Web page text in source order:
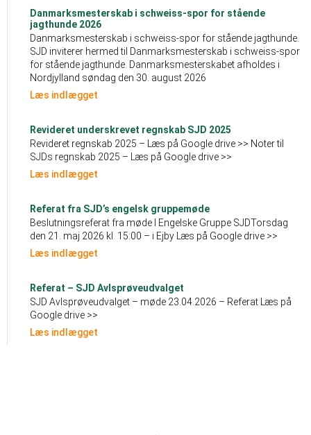
Danmarksmesterskab i schweiss-spor for stående
jagthunde 2026
Danmarksmesterskab i schweiss-spor for stående jagthunde.
SJD inviterer hermed til Danmarksmesterskab i schweiss-spor
for stående jagthunde. Danmarksmesterskabet afholdes i
Nordjylland søndag den 30. august 2026
Læs indlægget
Revideret underskrevet regnskab SJD 2025
Revideret regnskab 2025 – Læs på Google drive >> Noter til
SJDs regnskab 2025 – Læs på Google drive >>
Læs indlægget
Referat fra SJD’s engelsk gruppemøde
Beslutningsreferat fra møde I Engelske Gruppe SJDTorsdag
den 21. maj 2026 kl. 15:00 – i Ejby Læs på Google drive >>
Læs indlægget
Referat – SJD Avlsprøveudvalget
SJD Avlsprøveudvalget – møde 23.04.2026 – Referat Læs på
Google drive >>
Læs indlægget